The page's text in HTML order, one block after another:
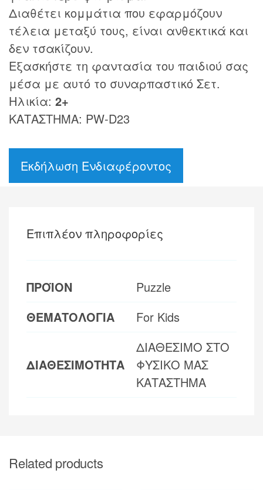
Διαθέτει κομμάτια που εφαρμόζουν
τέλεια μεταξύ τους, είναι ανθεκτικά και
δεν τσακίζουν.
Εξασκήστε τη φαντασία του παιδιού σας
μέσα με αυτό το συναρπαστικό Σετ.
Ηλικία: 2+
ΚΑΤΑΣΤΗΜΑ: PW-D23
Εκδήλωση Ενδιαφέροντος
Επιπλέον πληροφορίες
ΠΡΟΪΟΝ
Puzzle
ΘΕΜΑΤΟΛΟΓΙΑ
For Kids
ΔΙΑΘΕΣΙΜΟΤΗΤΑ
ΔΙΑΘΕΣΙΜΟ ΣΤΟ
ΦΥΣΙΚΟ ΜΑΣ
ΚΑΤΑΣΤΗΜΑ
Related products